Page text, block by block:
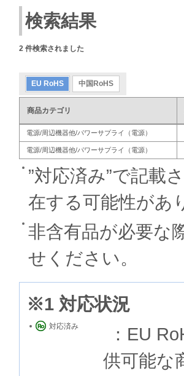
検索結果
2 件検索されました
EU RoHS 中国RoHS
商品カテゴリ
電源/周辺機器他/パワーサプライ（電源）
電源/周辺機器他/パワーサプライ（電源）
”対応済み”で記載
在する可能性があ
非含有品が必要な
せください。
※1 対応状況
対応済み
：EU
供可能な